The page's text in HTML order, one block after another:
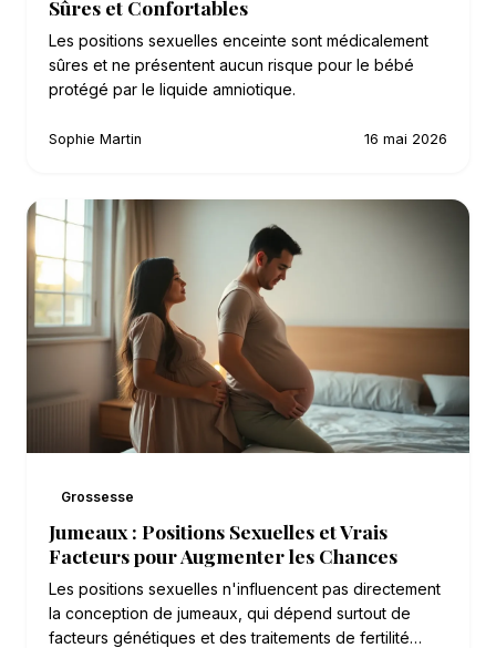
Sûres et Confortables
Les positions sexuelles enceinte sont médicalement
sûres et ne présentent aucun risque pour le bébé
protégé par le liquide amniotique.
Sophie Martin 16 mai 2026
Grossesse
Jumeaux : Positions Sexuelles et Vrais
Facteurs pour Augmenter les Chances
Les positions sexuelles n'influencent pas directement
la conception de jumeaux, qui dépend surtout de
facteurs génétiques et des traitements de fertilité…